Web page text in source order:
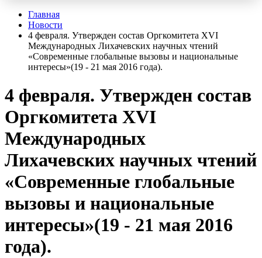
Главная
Новости
4 февраля. Утвержден состав Оргкомитета XVI
Международных Лихачевских научных чтений
«Современные глобальные вызовы и национальные
интересы»(19 - 21 мая 2016 года).
4 февраля. Утвержден состав
Оргкомитета XVI
Международных
Лихачевских научных чтений
«Современные глобальные
вызовы и национальные
интересы»(19 - 21 мая 2016
года).